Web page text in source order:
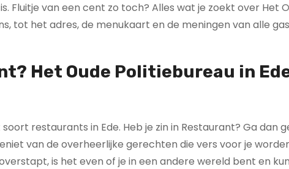
Fluitje van een cent zo toch? Alles wat je zoekt over Het
tot het adres, de menukaart en de meningen van alle
? Het Oude Politiebureau in
restaurants in Ede. Heb je zin in Restaurant? Ga dan
van de overheerlijke gerechten die vers voor je
is het even of je in een andere wereld bent en